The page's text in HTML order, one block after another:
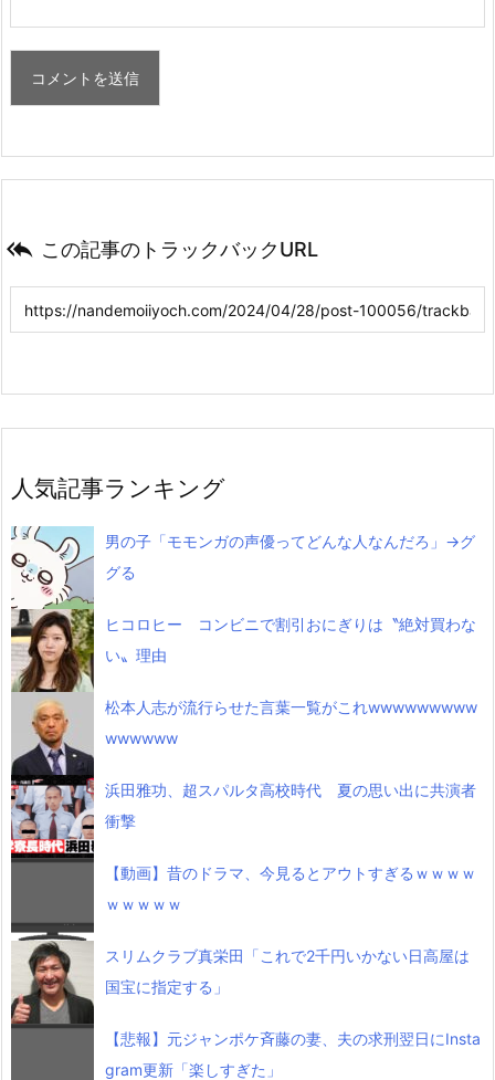
 この記事のトラックバックURL
人気記事ランキング
男の子「モモンガの声優ってどんな人なんだろ」→グ
グる
ヒコロヒー コンビニで割引おにぎりは〝絶対買わな
い〟理由
松本人志が流行らせた言葉一覧がこれwwwwwwwww
wwwwww
浜田雅功、超スパルタ高校時代 夏の思い出に共演者
衝撃
【動画】昔のドラマ、今見るとアウトすぎるｗｗｗｗ
ｗｗｗｗｗ
スリムクラブ真栄田「これで2千円いかない日高屋は
国宝に指定する」
【悲報】元ジャンポケ斉藤の妻、夫の求刑翌日にInsta
gram更新「楽しすぎた」